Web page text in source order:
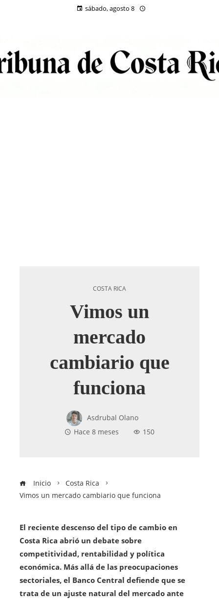
sábado, agosto 8
COSTA RICA
Vimos un
mercado
cambiario que
funciona
Asdrubal Olano
Hace 8 meses
150
Inicio
Costa Rica
Vimos un mercado cambiario que funciona
El reciente descenso del tipo de cambio en
Costa Rica abrió un debate sobre
competitividad, rentabilidad y política
económica. Más allá de las preocupaciones
sectoriales, el Banco Central defiende que se
trata de un ajuste natural del mercado ante